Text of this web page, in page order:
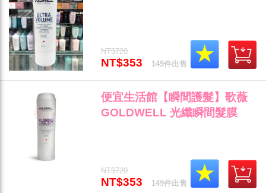
NT$720
NT$353 149件出售
便宜生活館【瞬間護髮】歌薇
GOLDWELL 光纖瞬間髮膜
NT$720
NT$353 149件出售